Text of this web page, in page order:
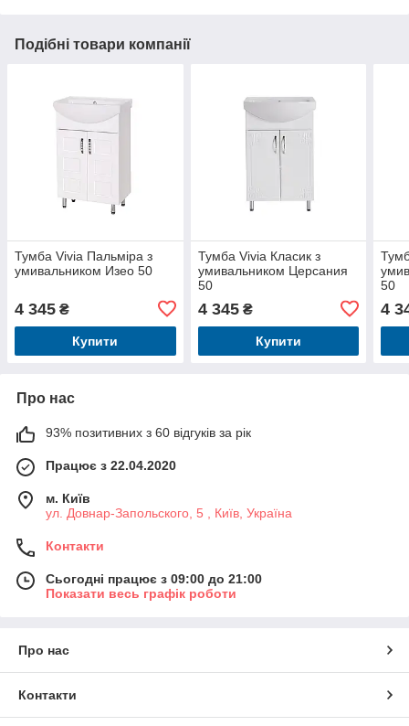
Подібні товари компанії
Тумба Vivia Пальміра з
умивальником Изео 50
4 345 ₴
Купити
Тумба Vivia Класик з
умивальником Церсания
50
4 345₴
Купити
50
4
Про нас
93% позитивних з 60 відгуків за рік
Працює з 22.04.2020
м. Київ
ул. Довнар-Запольского, 5 , Київ, Україна
Контакти
Сьогодні працює з 09:00 до 21:00
Показати весь графік роботи
Про нас
Контакти